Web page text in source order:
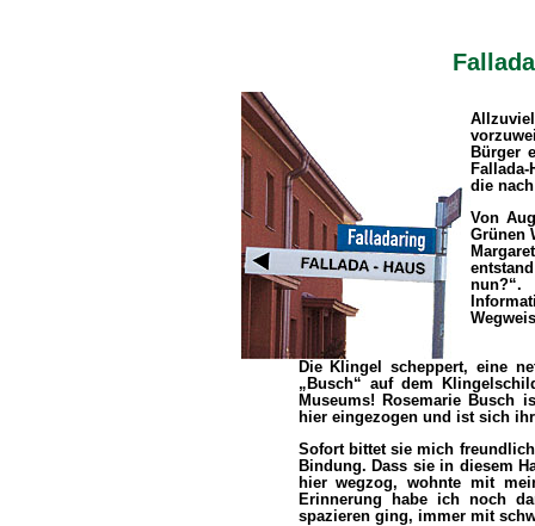
Bürger
die
Von
Grünen
Die Klingel scheppert, eine
„Busch“ auf dem
Museums! Rosemarie Busch
hier eingezogen und ist sich
Sofort bittet sie mich
Bindung. Dass sie in diesem
hier wegzog, wohnte mit
Erinnerung habe ich noch
spazieren ging, immer mit